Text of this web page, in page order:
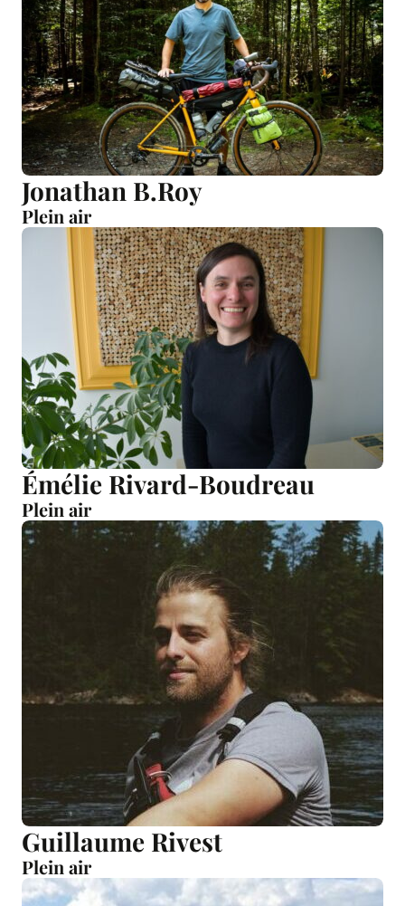
Jonathan B.Roy
Plein air
Émélie Rivard-Boudreau
Plein air
Guillaume Rivest
Plein air